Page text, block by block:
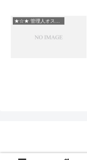
★☆★ 管理人オススメ